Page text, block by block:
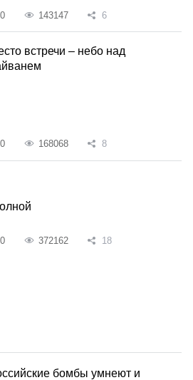
0 143147 6
встречи – небо над
0 168068 8
0 372162 18
бомбы умнеют и